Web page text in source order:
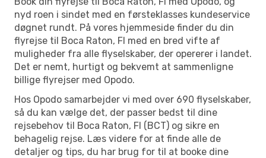
nyd roen i sindet med en førsteklasses kundeservice
døgnet rundt. På vores hjemmeside finder du din
flyrejse til Boca Raton, Fl med en bred vifte af
muligheder fra alle flyselskaber, der opererer i landet.
Det er nemt, hurtigt og bekvemt at sammenligne
billige flyrejser med Opodo.
Hos Opodo samarbejder vi med over 690 flyselskaber,
så du kan vælge det, der passer bedst til dine
rejsebehov til Boca Raton, Fl (BCT) og sikre en
behagelig rejse. Læs videre for at finde alle de
detaljer og tips, du har brug for til at booke dine